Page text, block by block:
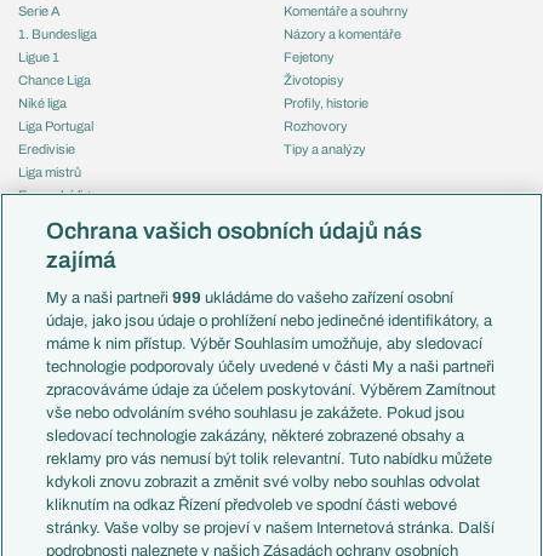
Serie A
1. Bundesliga
Ligue 1
Chance Liga
Niké liga
Liga Portugal
Eredivisie
Liga mistrů
Evropská liga
Mistrovství světa
Liga národů
Témata
Představení týmů MS
EuroSkauting
PL v kostce
Evropské koeficienty
Přestupy
Přestupové spekulace
Zranění
Kluby
Arsenal FC
Komentáře a souhrny
Názory a komentáře
Fejetony
Životopisy
Profily, historie
Rozhovory
Tipy a analýzy
Česko
Francie
Itálie
Německo
Španělsko
Argentina
Brazílie
Přestupy
Zápasy
Livescore
Tipovací soutěž
Ochrana vašich osobních údajů nás
zajímá
My a naši partneři999 ukládáme do vašeho zařízení osobní
údaje, jako jsou údaje o prohlížení nebo jedinečné identifikátory, a
máme k nim přístup. Výběr Souhlasím umožňuje, aby sledovací
technologie podporovaly účely uvedené v části My a naši partneři
zpracováváme údaje za účelem poskytování. Výběrem Zamítnout
vše nebo odvoláním svého souhlasu je zakážete. Pokud jsou
sledovací technologie zakázány, některé zobrazené obsahy a
reklamy pro vás nemusí být tolik relevantní. Tuto nabídku můžete
kdykoli znovu zobrazit a změnit své volby nebo souhlas odvolat
kliknutím na odkaz Řízení předvoleb ve spodní části webové
stránky. Vaše volby se projeví v našem Internetová stránka. Další
podrobnosti naleznete v našich Zásadách ochrany osobních